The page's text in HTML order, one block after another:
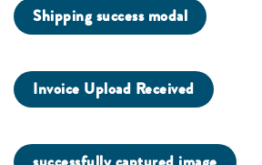
Shipping success modal
Invoice Upload Received